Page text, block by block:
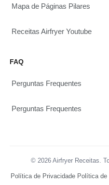
Mapa de Páginas Pilares
Receitas Airfryer Youtube
FAQ
Perguntas Frequentes
Perguntas Frequentes
© 2026 Airfryer Receitas.
Política de Privacidade Política de